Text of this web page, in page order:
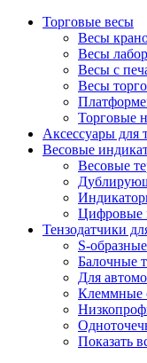
Торговые весы
Весы
Весы
Весы с
Весы
Торговые
Аксессуары для
Весовые
Весовые
Цифровые
Тензодатчики
S-
Балочные
Для
Клеммные
Показать